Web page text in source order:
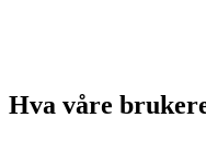
Hva våre